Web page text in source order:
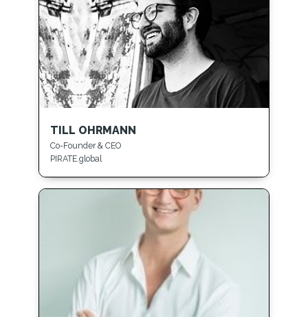
TILL OHRMANN
Co-Founder & CEO
PIRATE.global